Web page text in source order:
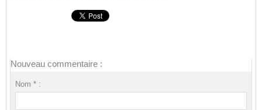
Nouveau commentaire :
Nom * :